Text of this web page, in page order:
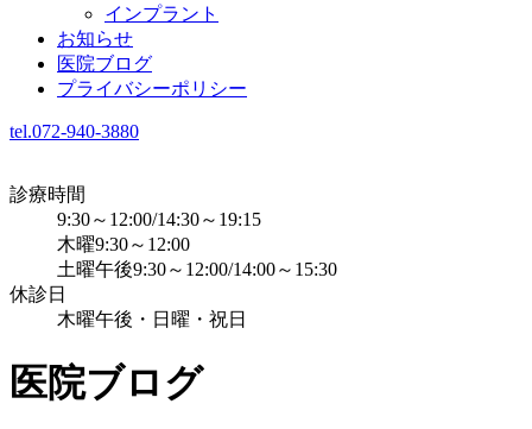
インプラント
お知らせ
医院ブログ
プライバシーポリシー
tel.072-940-3880
診療時間
9:30～12:00/14:30～19:15
木曜9:30～12:00
土曜午後9:30～12:00/14:00～15:30
休診日
木曜午後・日曜・祝日
医院ブログ